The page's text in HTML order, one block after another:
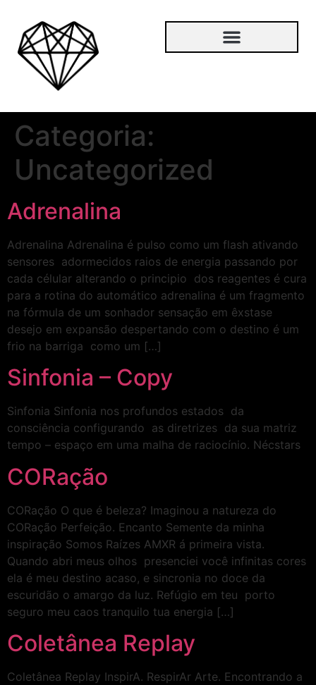
Categoria:
Uncategorized
Adrenalina
Adrenalina Adrenalina é pulso como um flash ativando
sensores adormecidos raios de energia passando por
cada célular alterando o principio dos reagentes é cura
para a rotina do automático adrenalina é um fragmento
na fórmula de um sonhador sensação em êxstase
desejo em expansão despertando com o destino é um
frio na barriga como um […]
Sinfonia – Copy
Sinfonia Sinfonia nos profundos estados da
consciência configurando as diretrizes da sua matriz
tempo – espaço em uma malha de raciocínio. Nécstars
CORação
CORação O que é beleza? Imaginou a natureza do
CORação Perfeição. Encanto Semente da minha
inspiração Somos Raízes AMXR á primeira vista.
Quando abri meus olhos presenciei você infinitas cores
ela é meu destino acaso, e sincronia no doce da
escuridão o amargo da luz. Refúgio em teu porto
seguro meu caos tranquilo tua energia […]
Coletânea Replay
Coletânea Replay InspirA. RespirAr Arte. Encontrando a